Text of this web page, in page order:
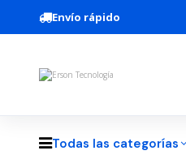
Envío rápido
Todas las categorías